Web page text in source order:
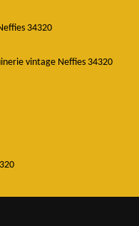
34320
vintage Neffies 34320